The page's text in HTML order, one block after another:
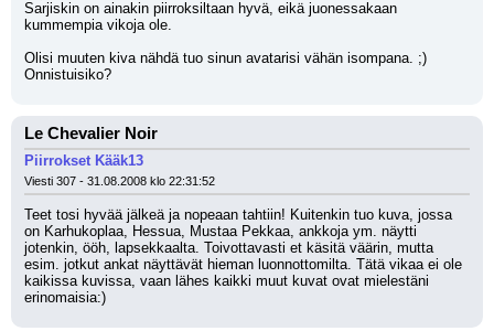
Sarjiskin on ainakin piirroksiltaan hyvä, eikä juonessakaan
kummempia vikoja ole.
Olisi muuten kiva nähdä tuo sinun avatarisi vähän isompana. ;)
Onnistuisiko?
Le Chevalier Noir
Piirrokset Kääk13
Viesti 307 - 31.08.2008 klo 22:31:52
Teet tosi hyvää jälkeä ja nopeaan tahtiin! Kuitenkin tuo kuva, jossa
on Karhukoplaa, Hessua, Mustaa Pekkaa, ankkoja ym. näytti
jotenkin, ööh, lapsekkaalta. Toivottavasti et käsitä väärin, mutta
esim. jotkut ankat näyttävät hieman luonnottomilta. Tätä vikaa ei ole
kaikissa kuvissa, vaan lähes kaikki muut kuvat ovat mielestäni
erinomaisia:)